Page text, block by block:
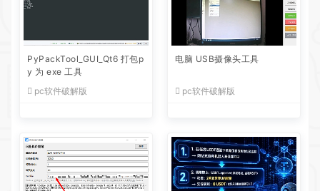
PyPackTool_GUI_Qt6 打包p
y 为 exe 工具
pc软件破解版
电脑 USB摄像头工具
pc软件破解版